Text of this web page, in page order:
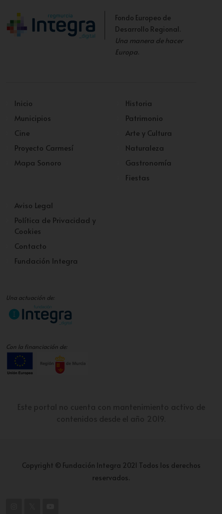
Fondo Europeo de
Desarrollo Regional.
Una manera de hacer
Europa.
Inicio
Municipios
Cine
Proyecto Carmesí
Mapa Sonoro
Historia
Patrimonio
Arte y Cultura
Naturaleza
Gastronomía
Fiestas
Aviso Legal
Política de Privacidad y
Cookies
Contacto
Fundación Integra
Una actuación de:
Con la financiación de:
Copyright © Fundación Integra 2021 Todos los derechos
reservados.